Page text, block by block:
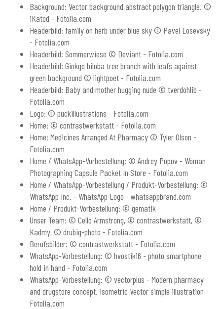
Background: Vector background abstract polygon triangle. ©
iKatod - Fotolia.com
Headerbild: family on herb under blue sky © Pavel Losevsky
- Fotolia.com
Headerbild: Sommerwiese © Deviant - Fotolia.com
Headerbild: Ginkgo biloba tree branch with leafs against
green background © lightpoet - Fotolia.com
Headerbild: Baby and mother hugging nude © tverdohlib -
Fotolia.com
Logo: © puckillustrations - Fotolia.com
Home: © contrastwerkstatt - Fotolia.com
Home: Medicines Arranged At Pharmacy © Tyler Olson -
Fotolia.com
Home / WhatsApp-Vorbestellung: © Andrey Popov - Woman
Photographing Capsule Packet In Store - Fotolia.com
Home / WhatsApp-Vorbestellung / Produkt-Vorbestellung: ©
WhatsApp Inc. - WhatsApp Logo - whatsappbrand.com
Home / Produkt-Vorbestellung: © gematik
Unser Team: © Cello Armstrong, © contrastwerkstatt, ©
Kadmy, © drubig-photo - Fotolia.com
Berufsbilder: © contrastwerkstatt - Fotolia.com
WhatsApp-Vorbestellung: © hvostik16 - photo smartphone
hold in hand - Fotolia.com
WhatsApp-Vorbestellung: © vectorplus - Modern pharmacy
and drugstore concept. Isometric Vector simple illustration -
Fotolia.com